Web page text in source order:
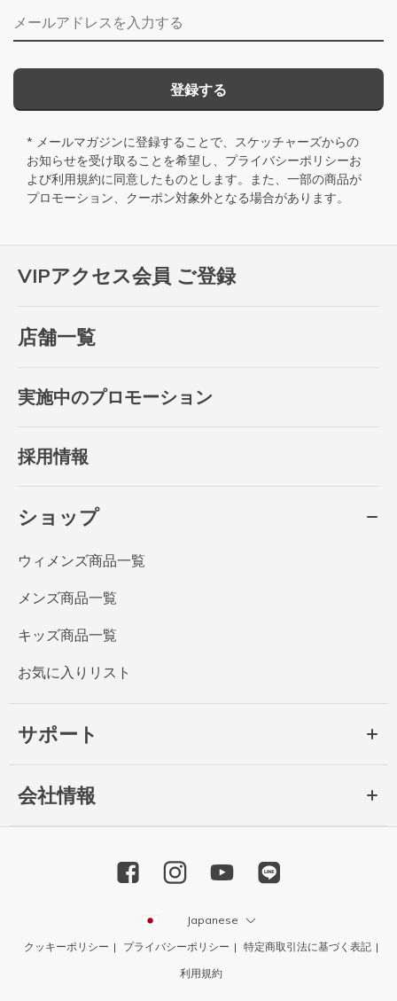
VIPアクセス会員 ご登録
店舗一覧
実施中のプロモーション
採用情報
ショップ
ウィメンズ商品一覧
メンズ商品一覧
キッズ商品一覧
お気に入りリスト
サポート
会社情報
メールアドレス
登録する
* メールマガジンに登録することで、スケッチャーズからの
お知らせを受け取ることを希望し、 プライバシーポリシーお
よび利用規約に同意したものとします。また、一部の商品が
プロモーション、クーポン対象外となる場合があります。
Japanese
クッキーポリシー プライバシーポリシー
特定商取引法に基づく表記
利用規約